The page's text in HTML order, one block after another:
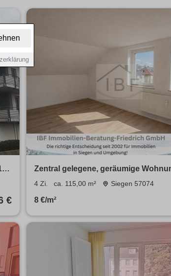
€
Zentral gelegene, geräumige
Balkon in Siegen
4 Zi. ca. 115,00 m² Siegen 57074
8 €/m²